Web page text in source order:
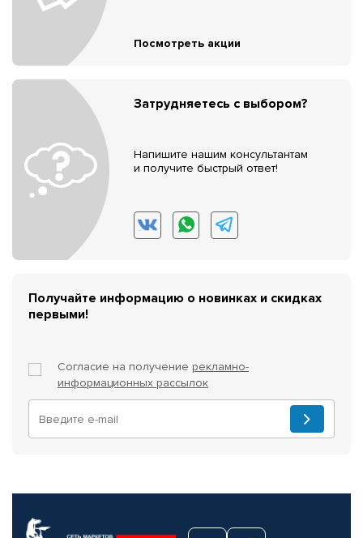
Посмотреть акции
Затрудняетесь с выбором?
Напишите нашим консультантам
и получите быстрый ответ!
Получайте информацию о новинках и скидках
первыми!
Согласие на получение рекламно-
информационных рассылок